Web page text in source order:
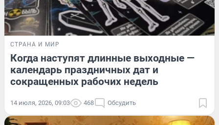
СТРАНА И МИР
Когда наступят длинные выходные —
календарь праздничных дат и
сокращенных рабочих недель
14 июля, 2026, 09:03 468 Обсудить